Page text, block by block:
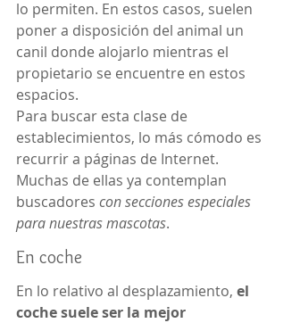
lo permiten. En estos casos, suelen
poner a disposición del animal un
canil donde alojarlo mientras el
propietario se encuentre en estos
espacios.
Para buscar esta clase de
establecimientos, lo más cómodo es
recurrir a páginas de Internet.
Muchas de ellas ya contemplan
buscadores con secciones especiales
para nuestras mascotas.
En coche
En lo relativo al desplazamiento, el
coche suele ser la mejor